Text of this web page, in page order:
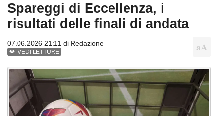
Spareggi di Eccellenza, i
risultati delle finali di andata
07.06.2026 21:11 di Redazione
VEDI LETTURE